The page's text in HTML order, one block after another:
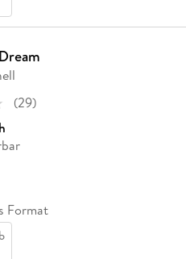
(29)
Format